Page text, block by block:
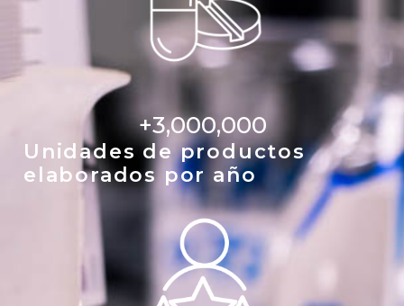
Unidades de productos
elaborados por año
+3,000,000